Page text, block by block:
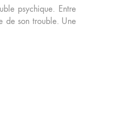
psychique. Entre
de son trouble. Une